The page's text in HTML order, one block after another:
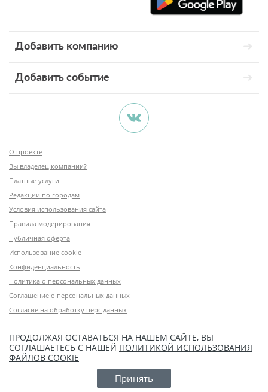
Добавить компанию
Добавить событие
О проекте
Вы владелец компании?
Платные услуги
Редакции по городам
Условия использования сайта
Правила модерирования
Публичная оферта
Использование cookie
Конфиденциальность
Политика о персональных данных
Соглашение о персональных данных
Согласие на обработку перс.данных
ПРОДОЛЖАЯ ОСТАВАТЬСЯ НА НАШЕМ САЙТЕ, ВЫ
СОГЛАШАЕТЕСЬ С НАШЕЙ ПОЛИТИКОЙ ИСПОЛЬЗОВАНИЯ
ФАЙЛОВ COOKIE
Принять